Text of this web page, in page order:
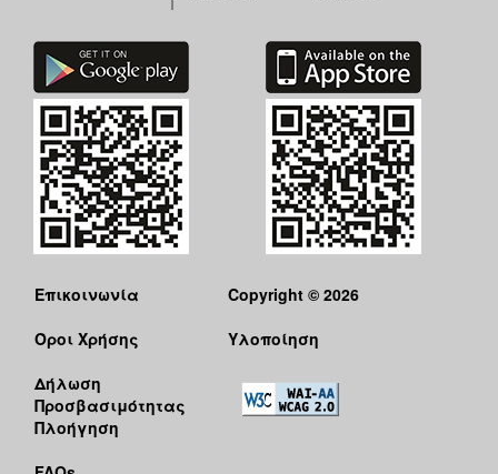
Επικοινωνία
Όροι Χρήσης
Δήλωση
Προσβασιμότητας
Πλοήγηση
Copyright © 2026
Υλοποίηση